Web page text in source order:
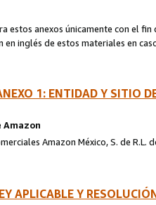
estos anexos únicamente con el
inglés de estos materiales en
1: ENTIDAD Y SITIO
Amazon
Amazon México, S. de R.L.
APLICABLE Y